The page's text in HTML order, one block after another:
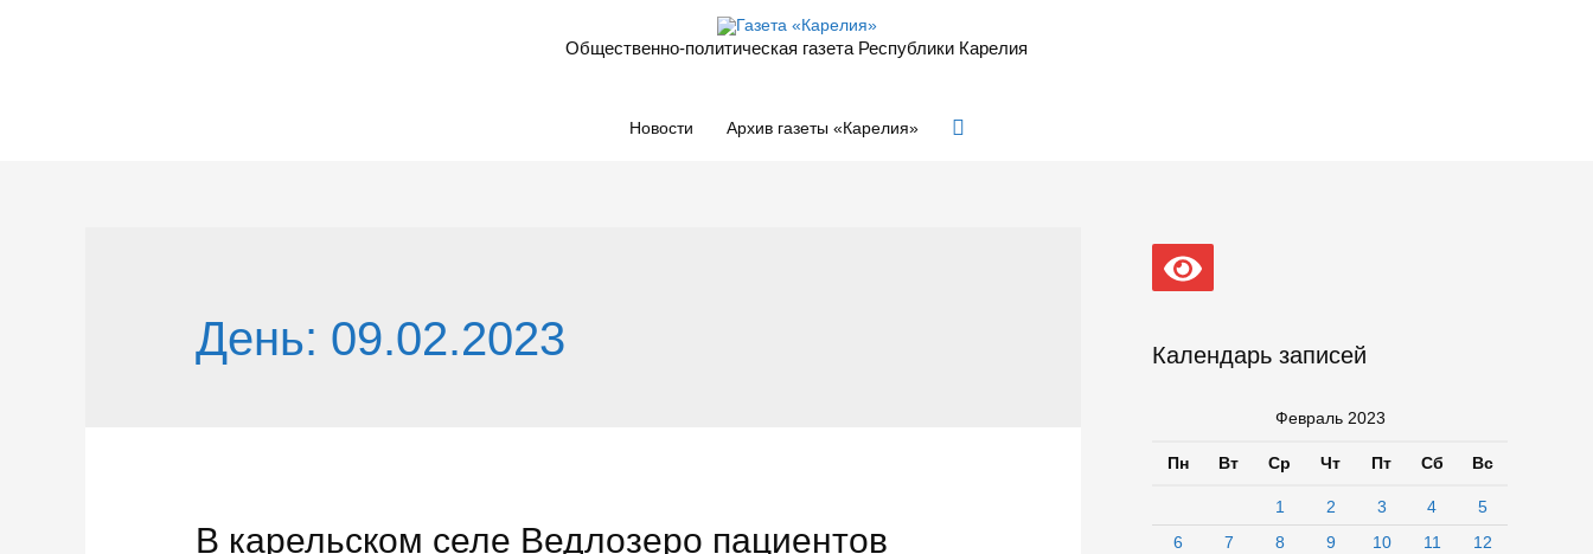
Общественно-политическая газета Республики Карелия
Новости Архив газеты «Карелия» Поиск
День: 09.02.2023
В карельском селе Ведлозеро пациентов
Календарь записей
Февраль 2023
Пн Вт Ср Чт Пт Сб Вс
1 2 3 4
5
6
7 8 9 10 11
12